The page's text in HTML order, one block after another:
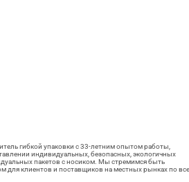
гибкой упаковки с 33-летним опытом работы,
индивидуальных, безопасных, экологичных
пакетов с носиком. Мы стремимся быть
для клиентов и поставщиков на местных рынках по